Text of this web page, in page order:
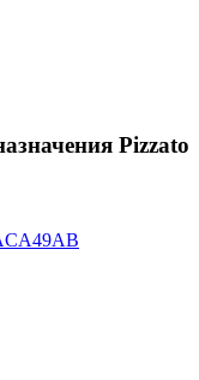
Pizzato